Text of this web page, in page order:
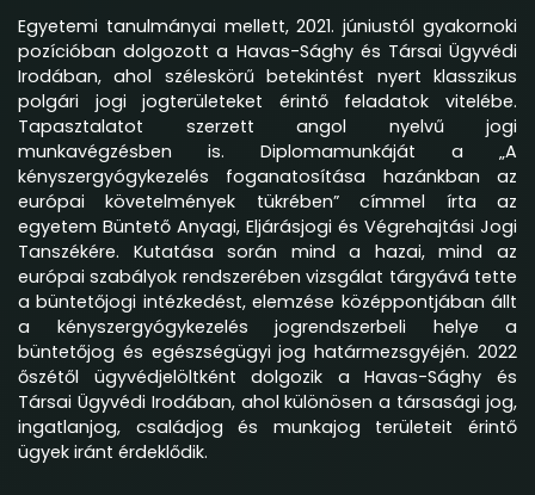
Egyetemi tanulmányai mellett, 2021. júniustól gyakornoki
pozícióban dolgozott a Havas-Sághy és Társai Ügyvédi
Irodában, ahol széleskörű betekintést nyert klasszikus
polgári jogi jogterületeket érintő feladatok vitelébe.
Tapasztalatot szerzett angol nyelvű jogi
munkavégzésben is. Diplomamunkáját a „A
kényszergyógykezelés foganatosítása hazánkban az
európai követelmények tükrében” címmel írta az
egyetem Büntető Anyagi, Eljárásjogi és Végrehajtási Jogi
Tanszékére. Kutatása során mind a hazai, mind az
európai szabályok rendszerében vizsgálat tárgyává tette
a büntetőjogi intézkedést, elemzése középpontjában állt
a kényszergyógykezelés jogrendszerbeli helye a
büntetőjog és egészségügyi jog határmezsgyéjén. 2022
őszétől ügyvédjelöltként dolgozik a Havas-Sághy és
Társai Ügyvédi Irodában, ahol különösen a társasági jog,
ingatlanjog, családjog és munkajog területeit érintő
ügyek iránt érdeklődik.